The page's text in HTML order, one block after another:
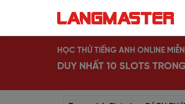
HỌC THỬ TIẾNG ANH ONLINE MIỄN
DUY NHẤT 10 SLOTS